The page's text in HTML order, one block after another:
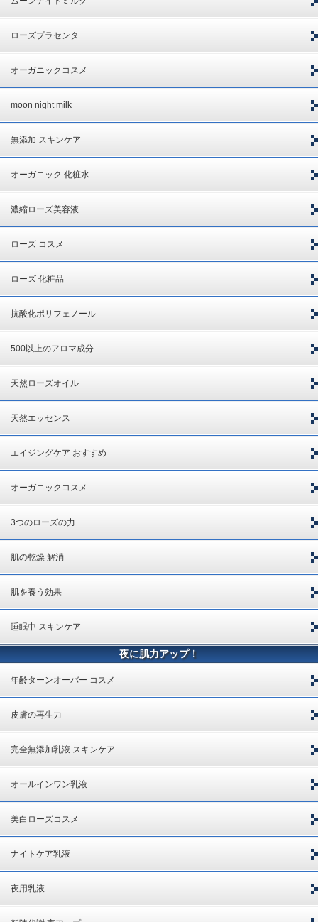
ローズプラセンタ
オーガニックコスメ
moon night milk
無添加 スキンケア
オーガニック 化粧水
濃縮ローズ美容液
ローズ コスメ
ローズ 化粧品
抗酸化ポリフェノール
500以上のアロマ成分
天然ローズオイル
天然エッセンス
エイジングケア おすすめ
オーガニックコスメ
3つのローズの力
肌の乾燥 解消
肌を養う効果
睡眠中 スキンケア
夜に肌力アップ！
年齢ターンオーバー コスメ
皮膚の再生力
完全無添加乳液 スキンケア
オールインワン乳液
美白ローズコスメ
ナイトケア乳液
夜用乳液